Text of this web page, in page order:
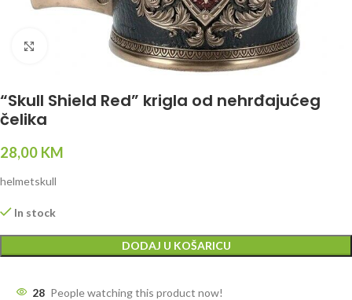
Click to enlarge
“Skull Shield Red” krigla od nehrđajućeg
čelika
28,00 KM
helmetskull
In stock
DODAJ U KOŠARICU
28 People watching this product now!